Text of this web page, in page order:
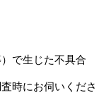
で生じた不具合
時にお伺いくださ